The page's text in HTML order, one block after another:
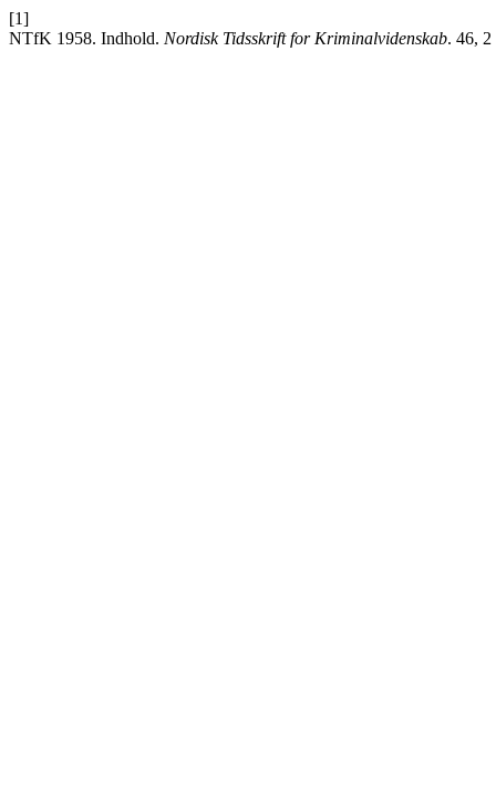
[1]
NTfK 1958. Indhold. Nordisk Tidsskrift for Kriminalvidenskab. 46,